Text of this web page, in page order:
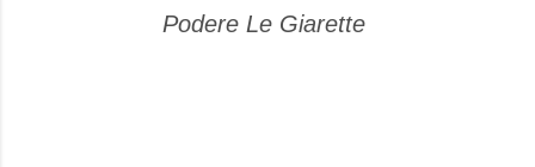
Podere Le Giarette